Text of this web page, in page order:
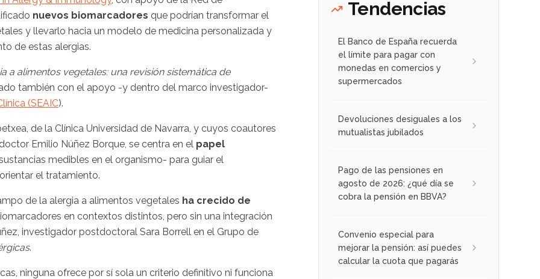
nuevos biomarcadores que podrían transformar el
y llevarlo hacia un modelo de medicina personalizada y
de estas alergias.
a alimentos vegetales: una revisión sistemática de
también con el apoyo -y dentro del marco investigador-
(SEAIC).
de la Clínica Universidad de Navarra, y cuyos coautores
Emilio Núñez Borque, se centra en el papel
medibles en el organismo- para guiar el
el tratamiento.
de la alergia a alimentos vegetales ha crecido de
en contextos distintos, pero sin una integración
investigador postdoctoral Sara Borrell en el Grupo de
.
ninguna ofrece por sí sola un criterio definitivo ni funciona
Tendencias
El Banco de España recuerda
el límite para pagar con
monedas en comercios y
supermercados
Devoluciones desiguales a los
mutualistas jubilados
Pago de las pensiones en
agosto de 2026: ¿qué día se
cobra la pensión en BBVA?
Convenio especial para
mejorar la pensión: así puedes
calcular la cuota que pagarás